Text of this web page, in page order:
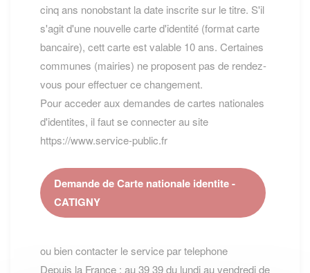
cinq ans nonobstant la date inscrite sur le titre. S'il
s'agit d'une nouvelle carte d'identité (format carte
bancaire), cett carte est valable 10 ans. Certaines
communes (mairies) ne proposent pas de rendez-
vous pour effectuer ce changement.
Pour acceder aux demandes de cartes nationales
d'identites, il faut se connecter au site
https://www.service-public.fr
Demande de Carte nationale identite -
CATIGNY
ou bien contacter le service par telephone
Depuis la France : au 39 39 du lundi au vendredi de